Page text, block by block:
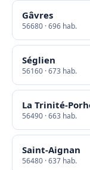
Gâvres
56680 · 696 hab.
Séglien
56160 · 673 hab.
La Trinité-
56490 · 663 hab.
Saint-Aignan
56480 · 637 hab.